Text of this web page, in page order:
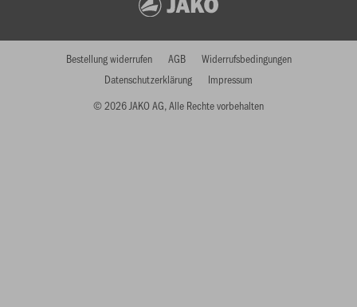
© 2026 JAKO AG, Alle Rechte vorbehalten
Bestellung widerrufen AGB
Widerrufsbedingungen
Datenschutzerklärung
Impressum